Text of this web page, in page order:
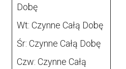
Dobę
Wt: Czynne Całą Dobę
Śr: Czynne Całą Dobę
Czw: Czynne Całą